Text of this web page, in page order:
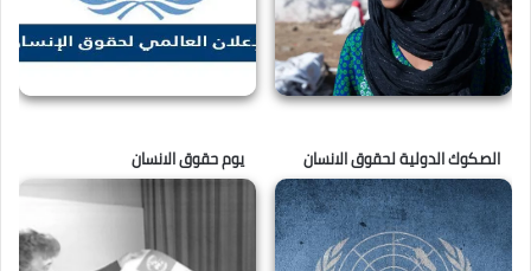
الصكوك الدولية لحقوق الانسان يوم حقوق الانسان